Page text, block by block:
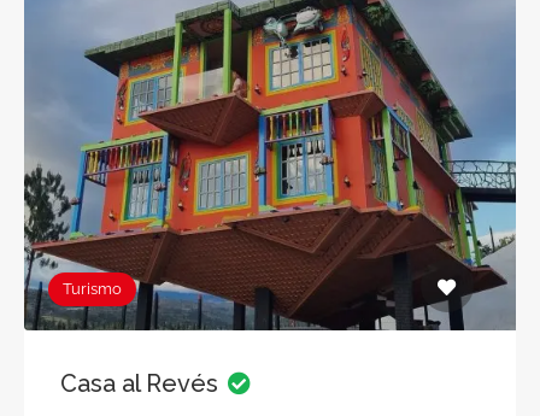
Turismo
Casa al Revés